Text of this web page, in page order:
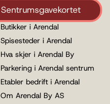
Sentrumsgavekortet
Butikker i Arendal
Spisesteder i Arendal
Hva skjer i Arendal By
Parkering i Arendal sentrum
Etabler bedrift i Arendal
Om Arendal By AS